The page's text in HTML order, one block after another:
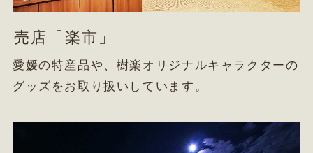
売店「楽市」
愛媛の特産品や、樹楽オリジナルキャラクターの
グッズをお取り扱いしています。